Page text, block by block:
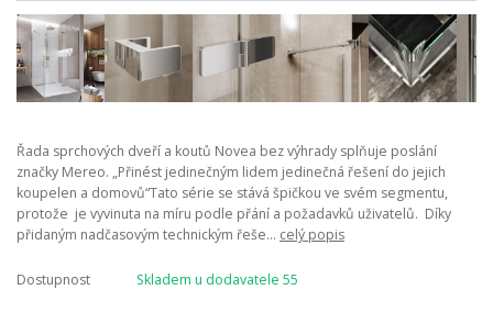
Řada sprchových dveří a koutů Novea bez výhrady splňuje poslání
značky Mereo. „Přinést jedinečným lidem jedinečná řešení do jejich
koupelen a domovů“Tato série se stává špičkou ve svém segmentu,
protože je vyvinuta na míru podle přání a požadavků uživatelů. Díky
přidaným nadčasovým technickým řeše... celý popis
Dostupnost Skladem u dodavatele 55